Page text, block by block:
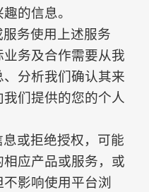
的信息。
务使用上述服务
务及合作需要从我
分析我们确认其来
们提供的您的个人
或拒绝授权，可能
应产品或服务，或
影响使用平台浏